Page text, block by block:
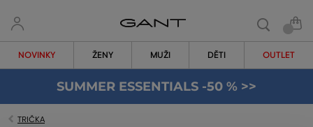
NOVINKY ŽENY MUŽI DĚTI OUTLET
SUMMER ESSENTIALS -50 % >>
TRIČKA